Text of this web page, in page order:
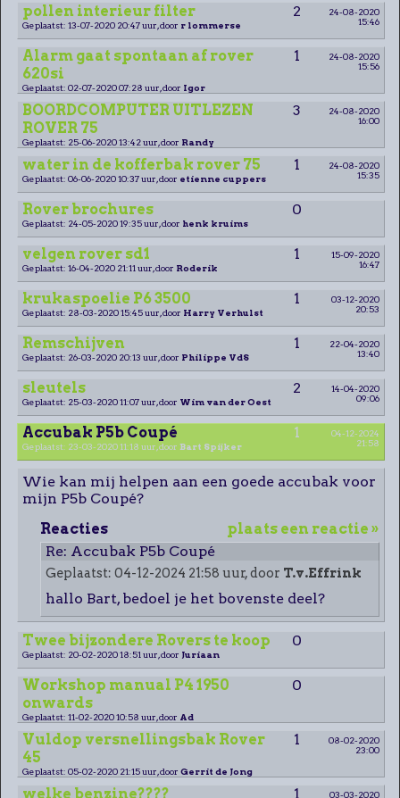
pollen interieur filter 2
24-08-2020
15:46
Geplaatst: 13-07-2020 20:47 uur, door r lommerse
Alarm gaat spontaan af rover
620si
1
24-08-2020
15:56
Geplaatst: 02-07-2020 07:28 uur, door Igor
BOORDCOMPUTER UITLEZEN
ROVER 75
3
24-08-2020
16:00
Geplaatst: 25-06-2020 13:42 uur, door Randy
water in de kofferbak rover 75 1
24-08-2020
15:35
Geplaatst: 06-06-2020 10:37 uur, door etienne cuppers
Rover brochures 0
Geplaatst: 24-05-2020 19:35 uur, door henk kruims
velgen rover sd1 1
15-09-2020
16:47
Geplaatst: 16-04-2020 21:11 uur, door Roderik
krukaspoelie P6 3500 1
03-12-2020
20:53
Geplaatst: 28-03-2020 15:45 uur, door Harry Verhulst
Remschijven 1
22-04-2020
13:40
Geplaatst: 26-03-2020 20:13 uur, door Philippe VdS
sleutels 2
14-04-2020
09:06
Geplaatst: 25-03-2020 11:07 uur, door Wim van der Oest
Accubak P5b Coupé 1
04-12-2024
21:58
Geplaatst: 23-03-2020 11:18 uur, door Bart Spijker
Wie kan mij helpen aan een goede accubak voor
mijn P5b Coupé?
plaats een reactie »
Reacties
Re: Accubak P5b Coupé
Geplaatst: 04-12-2024 21:58 uur, door T.v.Effrink
hallo Bart, bedoel je het bovenste deel?
Twee bijzondere Rovers te koop 0
Geplaatst: 20-02-2020 18:51 uur, door Juriaan
Workshop manual P4 1950
onwards
0
Geplaatst: 11-02-2020 10:58 uur, door Ad
Vuldop versnellingsbak Rover
45
1
08-02-2020
23:00
Geplaatst: 05-02-2020 21:15 uur, door Gerrit de Jong
welke benzine???? 1
03-03-2020